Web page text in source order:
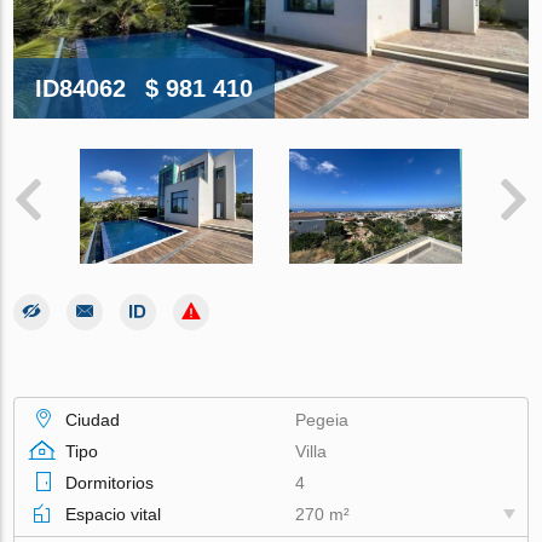
ID84062 $ 981 410
Ciudad
Pegeia
Tipo
Villa
Dormitorios
4
Espacio vital
270 m²